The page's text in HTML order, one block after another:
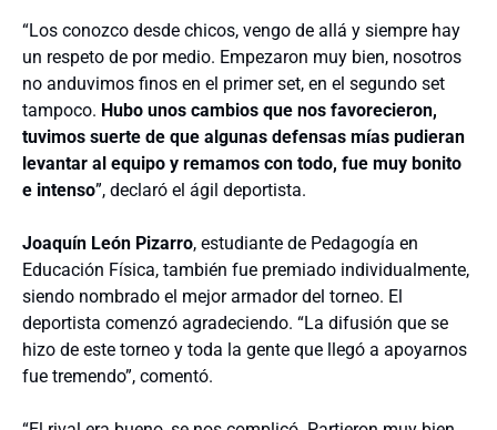
“Los conozco desde chicos, vengo de allá y siempre hay
un respeto de por medio. Empezaron muy bien, nosotros
no anduvimos finos en el primer set, en el segundo set
tampoco. Hubo unos cambios que nos favorecieron,
tuvimos suerte de que algunas defensas mías pudieran
levantar al equipo y remamos con todo, fue muy bonito
e intenso”, declaró el ágil deportista.
Joaquín León Pizarro, estudiante de Pedagogía en
Educación Física, también fue premiado individualmente,
siendo nombrado el mejor armador del torneo. El
deportista comenzó agradeciendo. “La difusión que se
hizo de este torneo y toda la gente que llegó a apoyarnos
fue tremendo”, comentó.